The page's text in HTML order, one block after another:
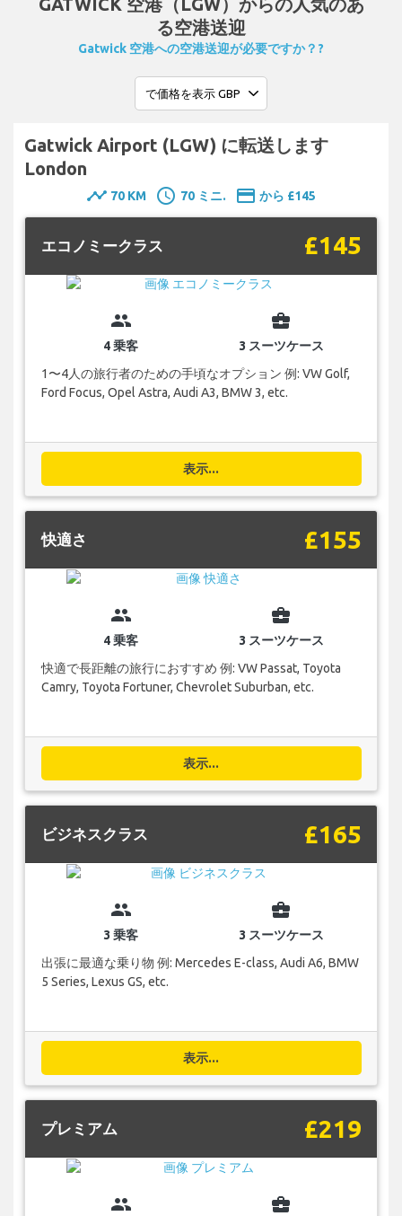
る空港送迎
Gatwick 空港への空港送迎が必要ですか？?
Gatwick Airport (LGW) に転送します
London
timeline 70 KM schedule 70 ミニ. payment から £145
エコノミークラス £145
group
4 乗客
business_center
3 スーツケース
1〜4人の旅行者のための手頃なオプション 例: VW Golf,
Ford Focus, Opel Astra, Audi A3, BMW 3, etc.
表示...
快適さ £155
group
4 乗客
business_center
3 スーツケース
快適で長距離の旅行におすすめ 例: VW Passat, Toyota
Camry, Toyota Fortuner, Chevrolet Suburban, etc.
表示...
ビジネスクラス £165
group
3 乗客
business_center
3 スーツケース
出張に最適な乗り物 例: Mercedes E-class, Audi A6, BMW
5 Series, Lexus GS, etc.
表示...
プレミアム £219
group business_center